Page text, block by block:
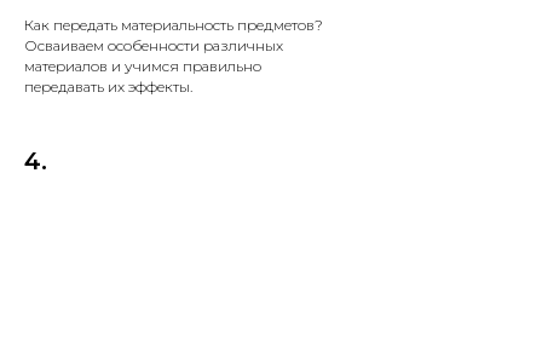
Как передать материальность предметов?
Осваиваем особенности различных
материалов и учимся правильно
передавать их эффекты.
4.